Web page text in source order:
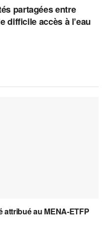
partagées entre
difficile accès à l’eau
au MENA-ETFP